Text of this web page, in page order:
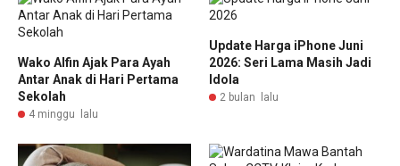
Wako Alfin Ajak Para Ayah
Antar Anak di Hari Pertama
Sekolah
4 minggu lalu
Update Harga iPhone Juni
2026: Seri Lama Masih Jadi
Idola
2 bulan lalu